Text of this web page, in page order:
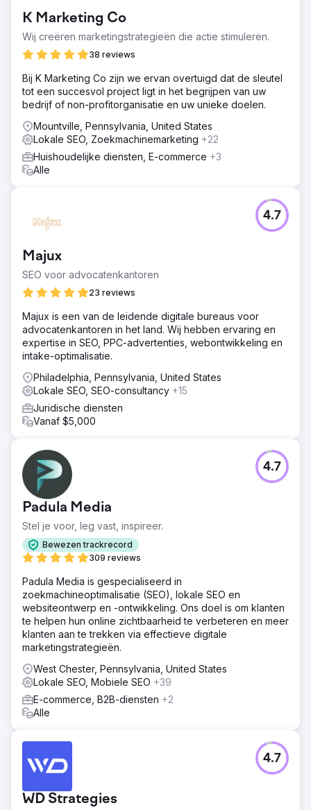
goede ranking behalen voor diensten zoals drainage,
landschapsarchitectuur, irrigatie, landschapsontwerp,
metselwerk en bestrating, biologisch gazononderhoud en
sneeuwruimen en relevante trefwoorden vinden.
Oplossing
Onze oplossingen voor het bereiken van een groot
zakelijk bereik zijn het vinden van relevante trefwoorden
voor het bedrijf, het maken van verschillende
servicepagina's voor alle diensten, het identificeren en
verwijderen van dubbele content van de website en het
vaststellen van doelgerichte trefwoorden die op
verschillende locaties moeten worden gebruikt.
Ons uiteindelijke resultaat is dat de hele website-inhoud
uniek is en er geen dupliciteit aanwezig is. Volgens de
behoeften van de klant, begon de website te ranken
voor enkele van de prominente trefwoorden met de
locatie Westchester NY, Westchester, Westchester
County en Mamaroneck in de top vier posities.
K Marketing Co
Wij creëren marketingstrategieën die actie stimuleren.
38 reviews
Bij K Marketing Co zijn we ervan overtuigd dat de sleutel
tot een succesvol project ligt in het begrijpen van uw
bedrijf of non-profitorganisatie en uw unieke doelen.
Mountville, Pennsylvania, United States
Lokale SEO, Zoekmachinemarketing +22
Huishoudelijke diensten, E-commerce +3
Alle
Majux
SEO voor advocatenkantoren
23 reviews
4.7
Majux is een van de leidende digitale bureaus voor
advocatenkantoren in het land. Wij hebben ervaring en
expertise in SEO, PPC-advertenties, webontwikkeling en
intake-optimalisatie.
Philadelphia, Pennsylvania, United States
Lokale SEO, SEO-consultancy +15
Juridische diensten
Vanaf $5,000
Padula Media
Stel je voor, leg vast, inspireer.
Bewezen trackrecord
309 reviews
4.7
Padula Media is gespecialiseerd in
zoekmachineoptimalisatie (SEO), lokale SEO en
websiteontwerp en -ontwikkeling. Ons doel is om klanten
te helpen hun online zichtbaarheid te verbeteren en meer
klanten aan te trekken via effectieve digitale
marketingstrategieën.
West Chester, Pennsylvania, United States
Lokale SEO, Mobiele SEO +39
E-commerce, B2B-diensten +2
Alle
WD Strategies
4.7